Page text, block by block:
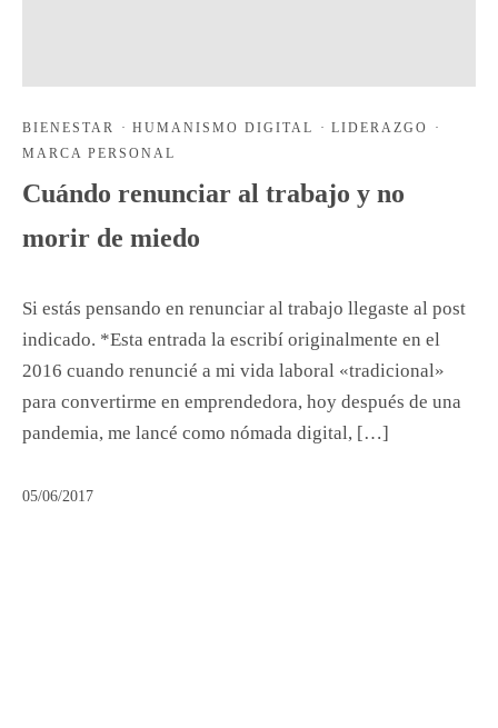
BIENESTAR · HUMANISMO DIGITAL · LIDERAZGO
·
MARCA PERSONAL
Cuándo renunciar al trabajo y no
morir de miedo
Si estás pensando en renunciar al trabajo llegaste al post
indicado. *Esta entrada la escribí originalmente en el
2016 cuando renuncié a mi vida laboral «tradicional»
para convertirme en emprendedora, hoy después de una
pandemia, me lancé como nómada digital, […]
05/06/2017